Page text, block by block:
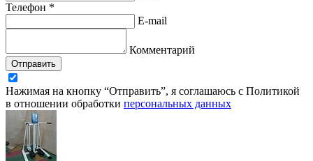
Телефон *
E-mail
Комментарий
Отправить
Нажимая на кнопку “Отправить”, я соглашаюсь с Политикой
в отношении обработки персональных данных